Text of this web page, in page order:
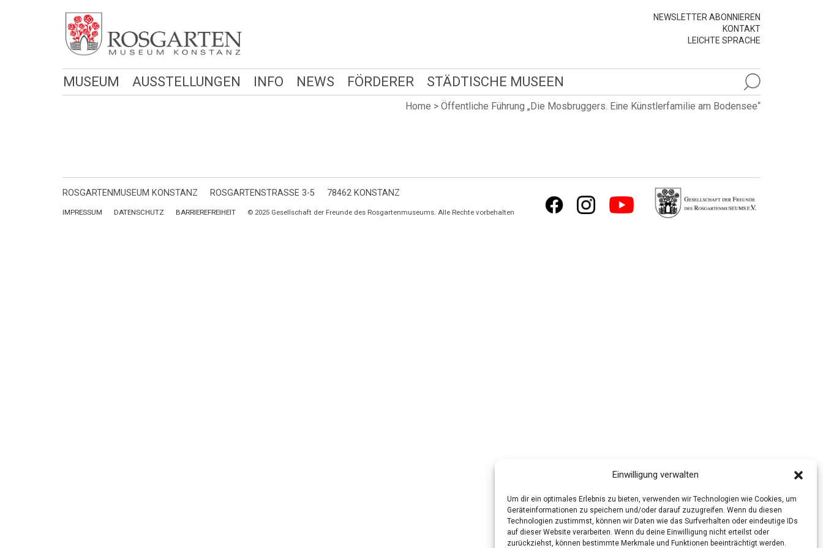
Einwilligung verwalten
Um dir ein optimales Erlebnis zu bieten, verwenden wir Technologien wie Cookies, um
Geräteinformationen zu speichern und/oder darauf zuzugreifen. Wenn du diesen
Technologien zustimmst, können wir Daten wie das Surfverhalten oder eindeutige IDs
auf dieser Website verarbeiten. Wenn du deine Einwilligung nicht erteilst oder
zurückziehst, können bestimmte Merkmale und Funktionen beeinträchtigt werden.
NEWSLETTER ABONNIEREN
KONTAKT
LEICHTE SPRACHE
MUSEUM AUSSTELLUNGEN INFO NEWS FÖRDERER STÄDTISCHE MUSEEN
Home > Öffentliche Führung „Die Mosbruggers. Eine Künstlerfamilie am Bodensee“
ROSGARTENMUSEUM KONSTANZ ROSGARTENSTRASSE 3-5 78462 KONSTANZ
IMPRESSUM DATENSCHUTZ BARRIEREFREIHEIT © 2025 Gesellschaft der Freunde des Rosgartenmuseums. Alle Rechte vorbehalten